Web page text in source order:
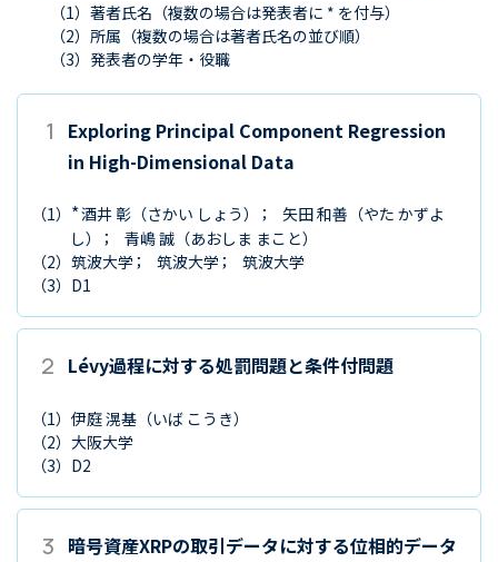
（1）著者氏名（複数の場合は発表者に * を付与）
（2）所属（複数の場合は著者氏名の並び順）
（3）発表者の学年・役職
1
Exploring Principal Component Regression
in High-Dimensional Data
（1） *酒井 彰 （さかい しょう） 矢田 和善 （やた かずよ
し）
青嶋 誠 （あおしま まこと）
（2） 筑波大学 筑波大学
筑波大学
（3） D1
2 Lévy過程に対する処罰問題と条件付問題
（1） 伊庭 滉基 （いば こうき）
（2） 大阪大学
（3） D2
3 暗号資産XRPの取引データに対する位相的データ